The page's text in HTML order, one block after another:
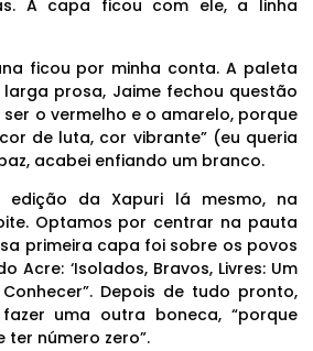
A capa ficou com ele, a linha
ficou por minha conta. A paleta
prosa, Jaime fechou questão
ser o vermelho e o amarelo, porque
de luta, cor vibrante” (eu queria
acabei enfiando um branco.
edição da Xapuri lá mesmo, na
Optamos por centrar na pauta
primeira capa foi sobre os povos
Acre: ‘Isolados, Bravos, Livres: Um
Depois de tudo pronto,
uma outra boneca, “porque
número zero”.